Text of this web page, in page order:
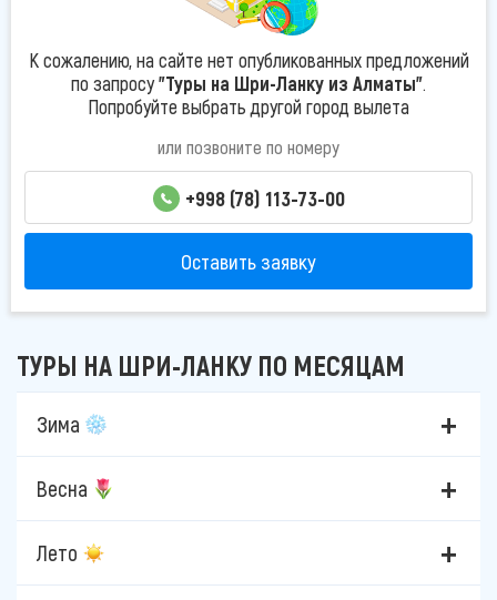
К сожалению, на сайте нет опубликованных предложений
по запросу"Туры на Шри-Ланку из Алматы".
Попробуйте выбрать другой город вылета
или позвоните по номеру
+998 (78) 113-73-00
Оставить заявку
ТУРЫ НА ШРИ-ЛАНКУ ПО МЕСЯЦАМ
Зима
Весна
Лето